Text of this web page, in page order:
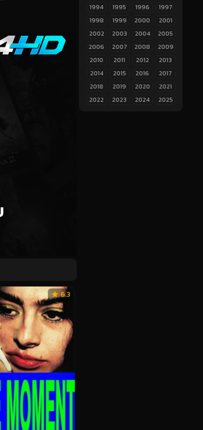
6.3
1994 1995 1996
1997
1998
1999 2000
2001
2002
2003 2004
2005
2006
2007 2008
2009
2010
2011 2012
2013
2014
2015 2016
2017
2018
2019 2020
2021
2022
2023 2024 2025